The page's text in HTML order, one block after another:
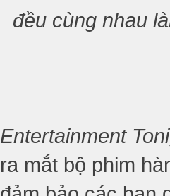
đều cùng nhau
Entertainment
ra mắt bộ phim